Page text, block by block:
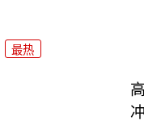
最热